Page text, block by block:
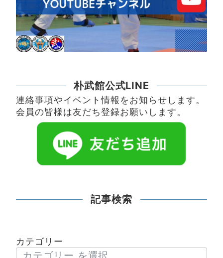
朴武館公式LINE
連絡事項やイベント情報をお知らせします。
会員の皆様は友だち登録お願いします。
記事検索
カテゴリー